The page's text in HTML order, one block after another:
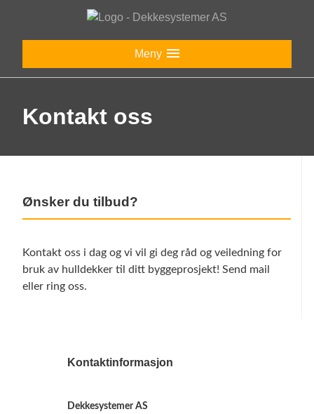
innhold
Meny
Kontakt oss
Ønsker du tilbud?
Kontakt oss i dag og vi vil gi deg råd og veiledning for
bruk av hulldekker til ditt byggeprosjekt! Send mail
eller ring oss.
Kontaktinformasjon
Dekkesystemer AS